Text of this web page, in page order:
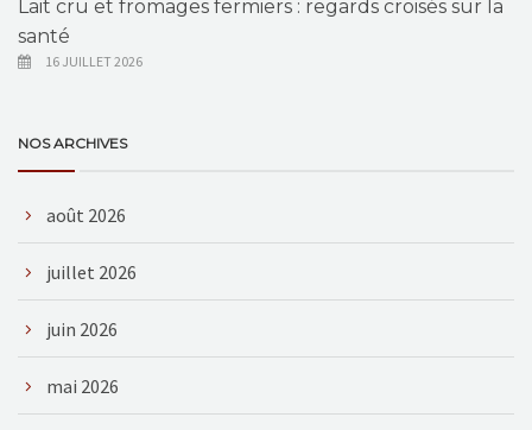
Lait cru et fromages fermiers : regards croisés sur la
santé
16 JUILLET 2026
NOS ARCHIVES
août 2026
juillet 2026
juin 2026
mai 2026